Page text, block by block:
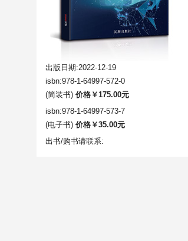
出版日期:2022-12-19
isbn:978-1-64997-572-0
(简装书) 价格￥175.00元
isbn:978-1-64997-573-7
(电子书) 价格￥35.00元
出书/购书请联系: